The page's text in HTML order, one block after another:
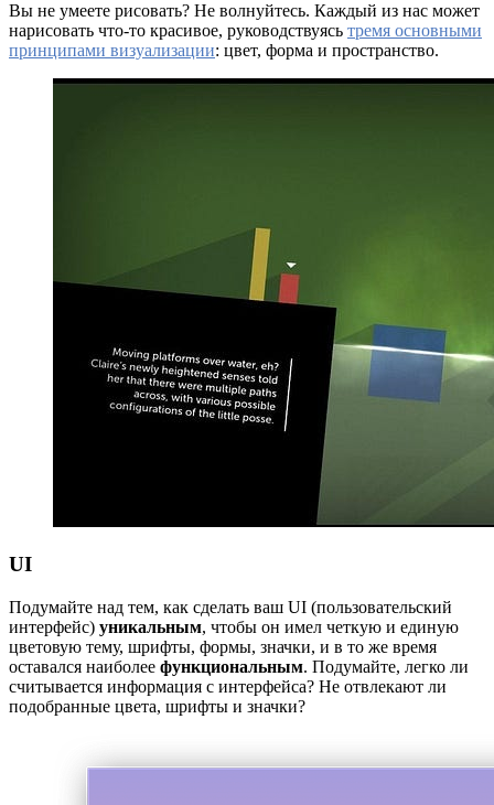
Вы не умеете рисовать? Не волнуйтесь. Каждый из нас может
нарисовать что-то красивое, руководствуясь тремя основными
принципами визуализации: цвет, форма и пространство.
UI
Подумайте над тем, как сделать ваш UI (пользовательский
интерфейс) уникальным, чтобы он имел четкую и единую
цветовую тему, шрифты, формы, значки, и в то же время
оставался наиболее функциональным. Подумайте, легко ли
считывается информация с интерфейса? Не отвлекают ли
подобранные цвета, шрифты и значки?